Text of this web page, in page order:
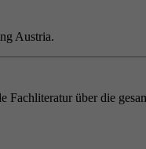
Austria.
Fachliteratur über die